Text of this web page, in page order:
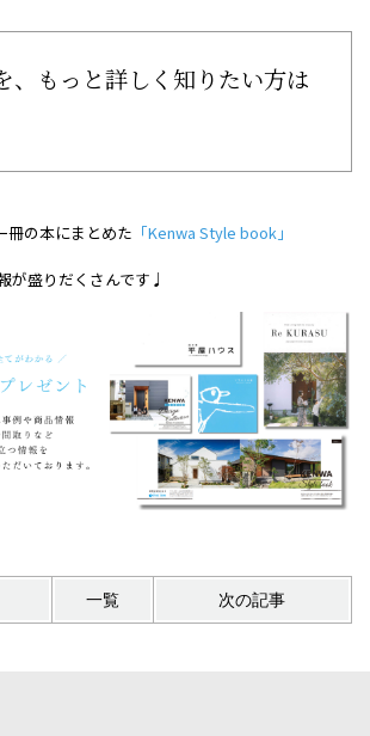
、もっと詳しく知りたい方は
冊の本にまとめた 「Kenwa Style book」
が盛りだくさんです♩
一覧 次の記事